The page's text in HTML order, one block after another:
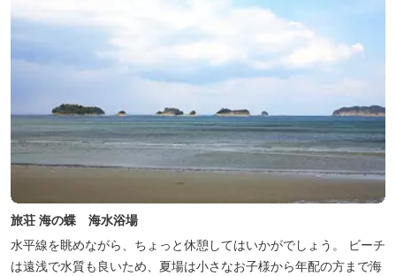
旅荘 海の蝶 海水浴場
水平線を眺めながら、ちょっと休憩してはいかがでしょう。 ビーチ
は遠浅で水質も良いため、夏場は小さなお子様から年配の方まで海